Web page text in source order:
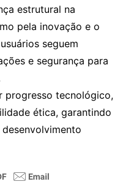
estrutural na
pela inovação e o
seguem
e segurança para
progresso tecnológico,
ética, garantindo